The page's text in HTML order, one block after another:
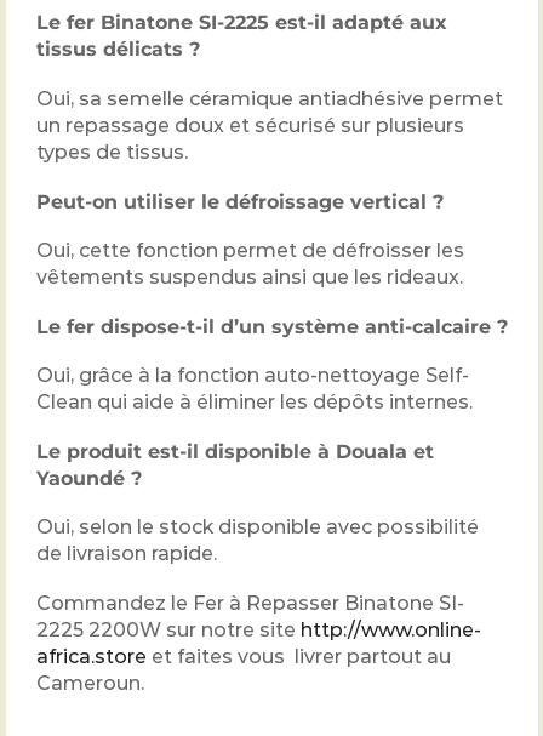
Le fer Binatone SI-2225 est-il adapté aux
tissus délicats ?
Oui, sa semelle céramique antiadhésive permet
un repassage doux et sécurisé sur plusieurs
types de tissus.
Peut-on utiliser le défroissage vertical ?
Oui, cette fonction permet de défroisser les
vêtements suspendus ainsi que les rideaux.
Le fer dispose-t-il d’un système anti-calcaire ?
Oui, grâce à la fonction auto-nettoyage Self-
Clean qui aide à éliminer les dépôts internes.
Le produit est-il disponible à Douala et
Yaoundé ?
Oui, selon le stock disponible avec possibilité
de livraison rapide.
Commandez le Fer à Repasser Binatone SI-
2225 2200W sur notre site http://www.online-
africa.store et faites vous livrer partout au
Cameroun.